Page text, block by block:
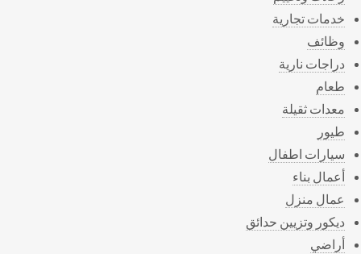
خدمات تجارية
وظائف
دراجات نارية
طعام
معدات ثقيلة
طيور
سيارات اطفال
أعمال بناء
عمال منزل
ديكور وتزيين حدائق
أراضي